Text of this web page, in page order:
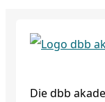
Die dbb